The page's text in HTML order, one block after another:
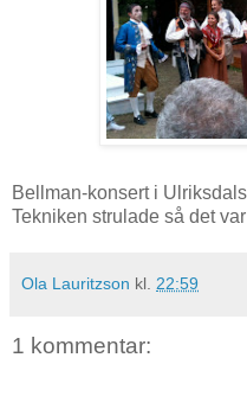
Bellman-konsert i
Tekniken strulade så det
Ola Lauritzson kl. 22:59
1 kommentar: